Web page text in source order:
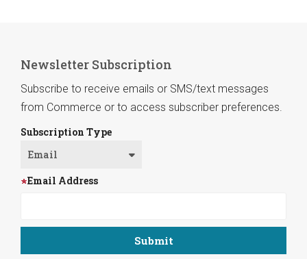
Newsletter Subscription
Subscribe to receive emails or SMS/text messages
from Commerce or to access subscriber preferences.
Subscription Type
Email Address